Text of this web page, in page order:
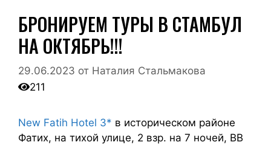
БРОНИРУЕМ ТУРЫ В СТАМБУЛ
НА ОКТЯБРЬ!!!
29.06.2023 от Наталия Стальмакова
211
New Fatih Hotel 3* в историческом районе
Фатих, на тихой улице, 2 взр. на 7 ночей, BB